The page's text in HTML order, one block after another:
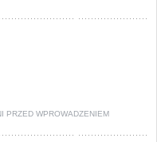
PRZED WPROWADZENIEM